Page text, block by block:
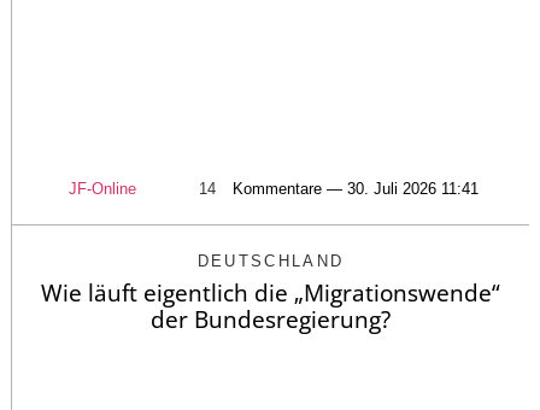
JF-Online 14 Kommentare — 30. Juli 2026 11:41
DEUTSCHLAND
Wie läuft eigentlich die „Migrationswende“
der Bundesregierung?